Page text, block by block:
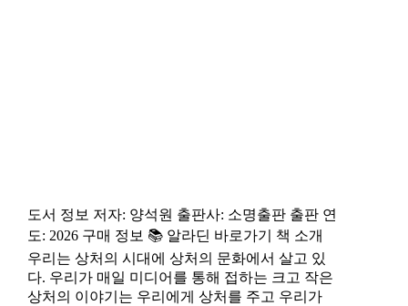
도서 정보 저자: 양석원 출판사: 소명출판 출판 연
도: 2026 구매 정보 📚 알라딘 바로가기 책 소개
우리는 상처의 시대에 상처의 문화에서 살고 있
다. 우리가 매일 미디어를 통해 접하는 크고 작은
상처의 이야기는 우리에게 상처를 주고 우리가